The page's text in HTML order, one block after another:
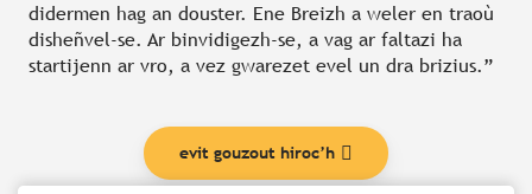
didermen hag an douster. Ene Breizh a weler en traoù
disheñvel-se. Ar binvidigezh-se, a vag ar faltazi ha
startijenn ar vro, a vez gwarezet evel un dra brizius.”
evit gouzout hiroc’h